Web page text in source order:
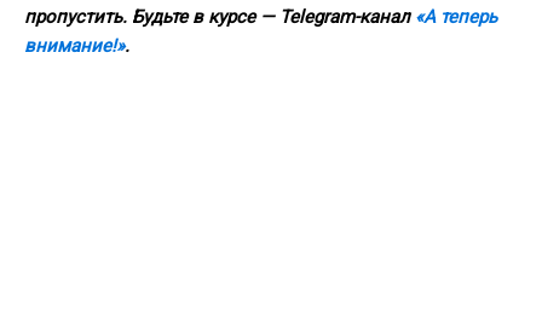
пропустить. Будьте в курсе — Telegram-канал«А теперь
внимание!».